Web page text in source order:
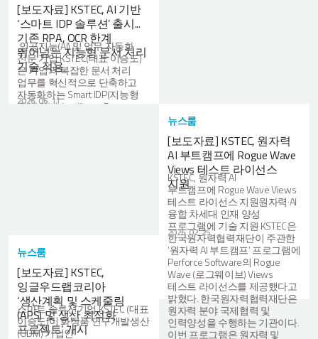
[보도자료] KSTEC, AI 기반
‘스마트 IDP 솔루션’ 출시...
기존 RPA, OCR 한계
뛰어넘는 지능형 문서 처리
기술 적용
인공지능(AI) 및 업무 자동화
전문 기업 KSTEC(대표 이승도)
은 기업의 복잡한 문서 처리
업무를 혁신적으로 단축하고
자동화하는 Smart IDP(지능형
문서 처리, Intelligent Document
인보이스, 영수증, 계약서,
비정형 문서에서 핵심 데이터를
스스로 찾아내고 분류 및
추출할 수 있어, 기업의 수작업
부담을 줄이고 업무 효율을
극대화한다. 또한 스마트 IDP는
문서의 분류(classiffication),
2026. 06. 11
뉴스룸
[보도자료] KSTEC, 원자력
AI 부트캠프에 Rogue Wave
Views 테스트 라이선스
지원
KSTEC, 원자력 AI
부트캠프에 Rogue Wave Views
테스트 라이선스 지원원자력·AI
융합 차세대 인재 양성
프로그램에 기술 지원 KSTEC은
한국원자력협력재단이 주관한
‘원자력 AI 부트캠프’ 프로그램에
Perforce Software의 Rogue
Wave (로그웨이브) Views
테스트 라이선스를 제공했다고
밝혔다. 한국원자력협력재단은
원자력 분야 국제협력 및
인력양성을 수행하는 기관이다.
이번 프로그램은 원자력 및
2026. 02. 25
뉴스룸
[보도자료] KSTEC,
잉글우드랩코리아
‘생산계획 및 스케줄링
(APS) 및 생산 최적화
프로젝트’ 개시
스마트 솔루션기업 KSTEC (대표
이승도)이 화장품 연구개발생산
(ODM) 기업인